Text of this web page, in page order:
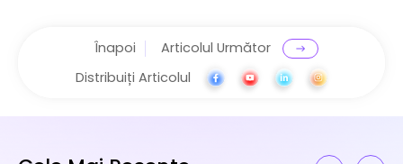
Înapoi
Articolul Următor
Distribuiți Articolul